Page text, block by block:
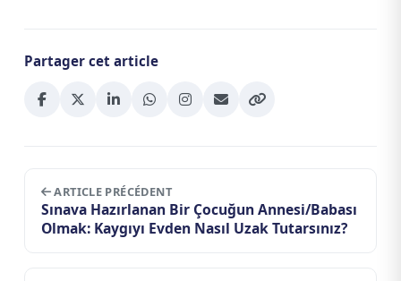
Partager cet article
ARTICLE PRÉCÉDENT
Sınava Hazırlanan Bir Çocuğun Annesi/Babası
Olmak: Kaygıyı Evden Nasıl Uzak Tutarsınız?